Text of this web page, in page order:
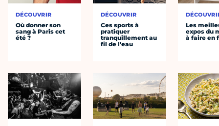
DÉCOUVRIR
Où donner son
sang à Paris cet
été ?
DÉCOUVRIR
Ces sports à
pratiquer
tranquillement au
fil de l’eau
Les
expos du
à faire en